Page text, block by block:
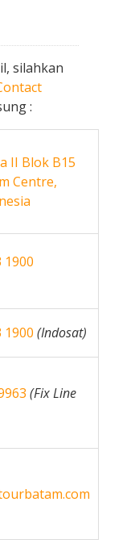
silahkan
:
II Blok B15
Centre,
1900
1900 (Indosat)
(Fix Line